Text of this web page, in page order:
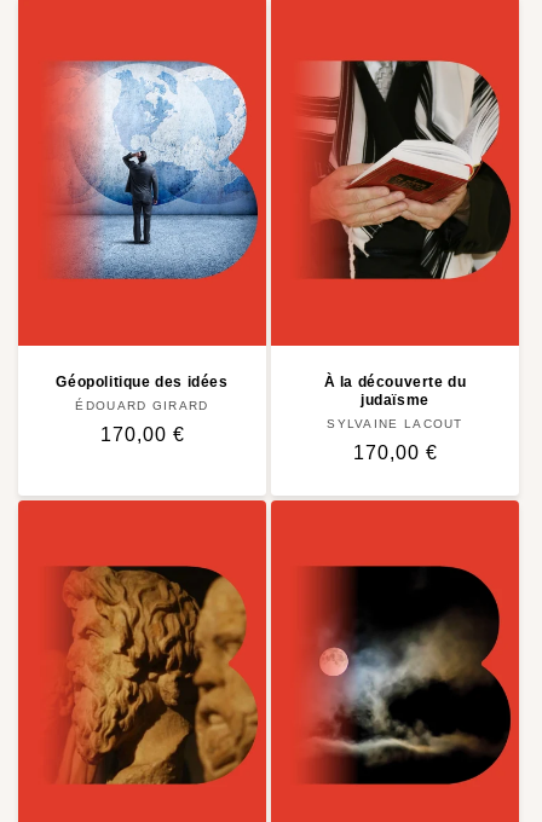
Géopolitique des idées
Distributeur :
ÉDOUARD GIRARD
Prix
170,00 €
À la découverte du
judaïsme
Distributeur :
SYLVAINE LACOUT
Prix
170,00 €